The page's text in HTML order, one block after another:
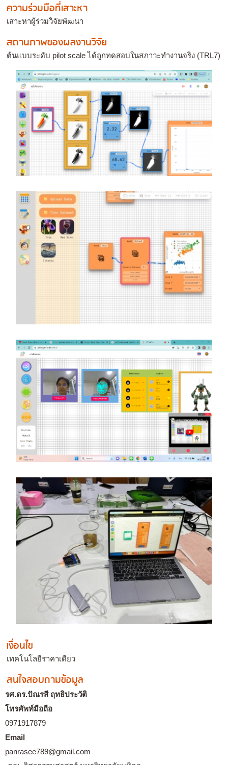
ความร่วมมือที่เสาะหา
เสาะหาผู้ร่วมวิจัยพัฒนา
สถานภาพของผลงานวิจัย
ต้นแบบระดับ pilot scale ได้ถูกทดสอบในสภาวะทำงานจริง (TRL7)
เงื่อนไข
เทคโนโลยีราคาเดียว
สนใจสอบถามข้อมูล
รศ.ดร.ปัณรสี ฤทธิประวัติ
โทรศัพท์มือถือ
0971917879
Email
panrasee789@gmail.com